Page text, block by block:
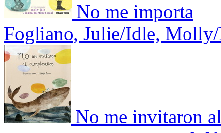
No me importa
Fogliano, Julie/Idle, Molly/
No me invitaron